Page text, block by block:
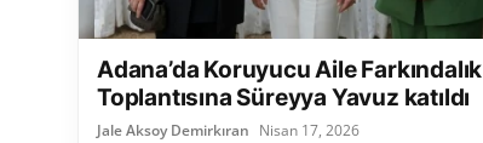
Adana’da Koruyucu Aile Farkındalık
Toplantısına Süreyya Yavuz katıldı
Jale Aksoy Demirkıran Nisan 17, 2026